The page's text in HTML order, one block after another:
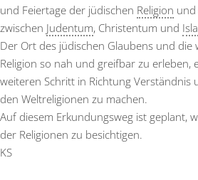
und Feiertage der jüdischen Religion und
zwischen Judentum, Christentum und
Der Ort des jüdischen Glaubens und die
Religion so nah und greifbar zu erleben,
weiteren Schritt in Richtung Verständnis
den Weltreligionen zu machen.
Auf diesem Erkundungsweg ist geplant,
der Religionen zu besichtigen.
KS